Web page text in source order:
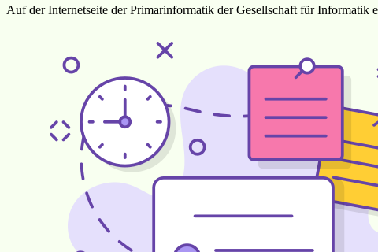
Auf der Internetseite der Primarinformatik der Gesellschaft für Informatik